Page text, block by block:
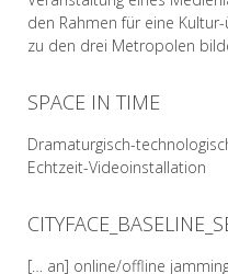
den Rahmen für eine
zu den drei Metropolen
SPACE IN TIME
Dramaturgisch-
Echtzeit-Videoinstallation
[… an] online/offline